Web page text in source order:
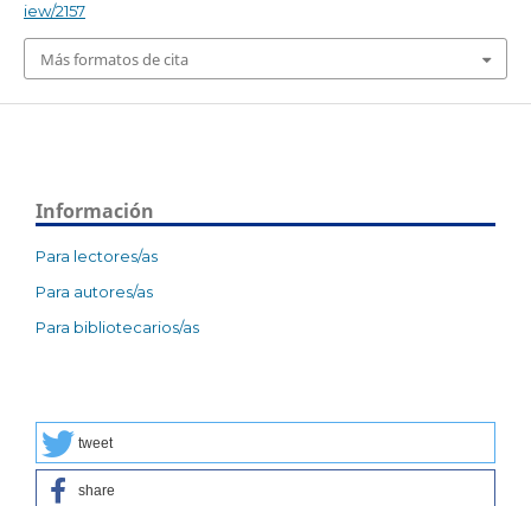
iew/2157
Más formatos de cita
Información
Para lectores/as
Para autores/as
Para bibliotecarios/as
tweet
share